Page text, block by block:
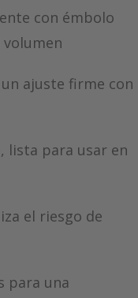
con émbolo
ajuste firme con
, lista para usar en
el riesgo de
para una